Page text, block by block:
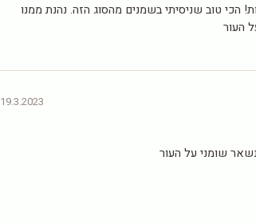
הכי טוב שניסיתי בשמנים מהסוג הזה. נהנת ממנו
העור
19.3.2023
שומני על העור